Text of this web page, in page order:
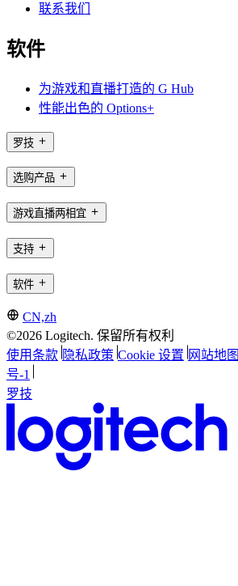
联系我们
软件
为游戏和直播打造的 G Hub
性能出色的 Options+
罗技
选购产品
游戏直播两相宜
支持
软件
CN,zh
©2026 Logitech. 保留所有权利
使用条款 隐私政策 Cookie 设置 网站地图
号-1
罗技